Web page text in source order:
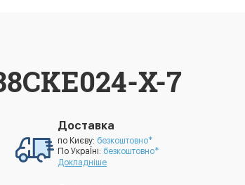
X-7
Доставка
по Києву: безкоштовно*
По УкраЇні: безкоштовно*
Докладніше